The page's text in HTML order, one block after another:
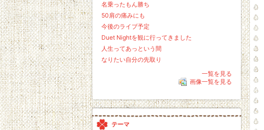
名乗ったもん勝ち
50肩の痛みにも
今後のライブ予定
Duet Nightを観に行ってきました
人生ってあっという間
なりたい自分の先取り
一覧を見る
画像一覧を見る
テーマ